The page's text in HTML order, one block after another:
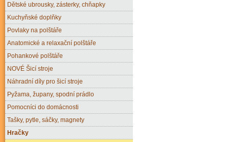
Dětské ubrousky, zásterky, chňapky
Kuchyňské doplňky
Povlaky na polštáře
Anatomické a relaxační polštáře
Pohankové polštáře
NOVÉ Šicí stroje
Náhradní díly pro šicí stroje
Pyžama, župany, spodní prádlo
Pomocníci do domácnosti
Tašky, pytle, sáčky, magnety
Hračky